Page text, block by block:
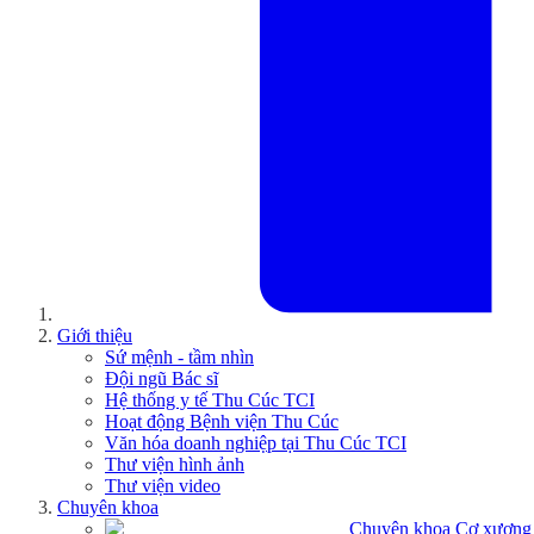
Giới thiệu
Sứ mệnh - tầm nhìn
Đội ngũ Bác sĩ
Hệ thống y tế Thu Cúc TCI
Hoạt động Bệnh viện Thu Cúc
Văn hóa doanh nghiệp tại Thu Cúc TCI
Thư viện hình ảnh
Thư viện video
Chuyên khoa
Chuyên khoa Cơ